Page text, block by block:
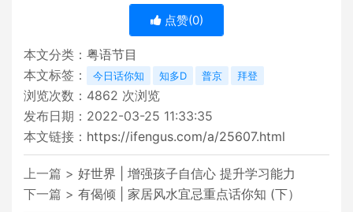
点赞(0)
本文分类： 粤语节目
本文标签：
今日话你知 知多D 普京 拜登
浏览次数： 4862 次浏览
发布日期：2022-03-25 11:33:35
本文链接： https://ifengus.com/a/25607.html
上一篇 > 好世界 | 增强孩子自信心 提升学习能力
下一篇 > 有偈倾 | 家居风水宜忌重点话你知 (下）